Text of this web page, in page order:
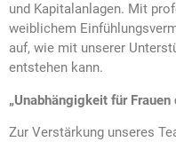
und Kapitalanlagen. Mit
weiblichem
auf, wie mit unserer
entstehen kann.
„Unabhängigkeit für
Zur Verstärkung unseres